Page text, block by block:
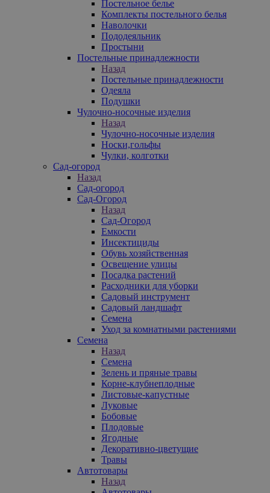
Постельное белье
Комплекты постельного белья
Наволочки
Пододеяльник
Простыни
Постельные принадлежности
Назад
Постельные принадлежности
Одеяла
Подушки
Чулочно-носочные изделия
Назад
Чулочно-носочные изделия
Носки,гольфы
Чулки, колготки
Сад-огород
Назад
Сад-огород
Сад-Огород
Назад
Сад-Огород
Емкости
Инсектициды
Обувь хозяйственная
Освещение улицы
Посадка растений
Расходники для уборки
Садовый инструмент
Садовый ландшафт
Семена
Уход за комнатными растениями
Семена
Назад
Семена
Зелень и пряные травы
Корне-клубнеплодные
Листовые-капустные
Луковые
Бобовые
Плодовые
Ягодные
Декоративно-цветущие
Травы
Автотовары
Назад